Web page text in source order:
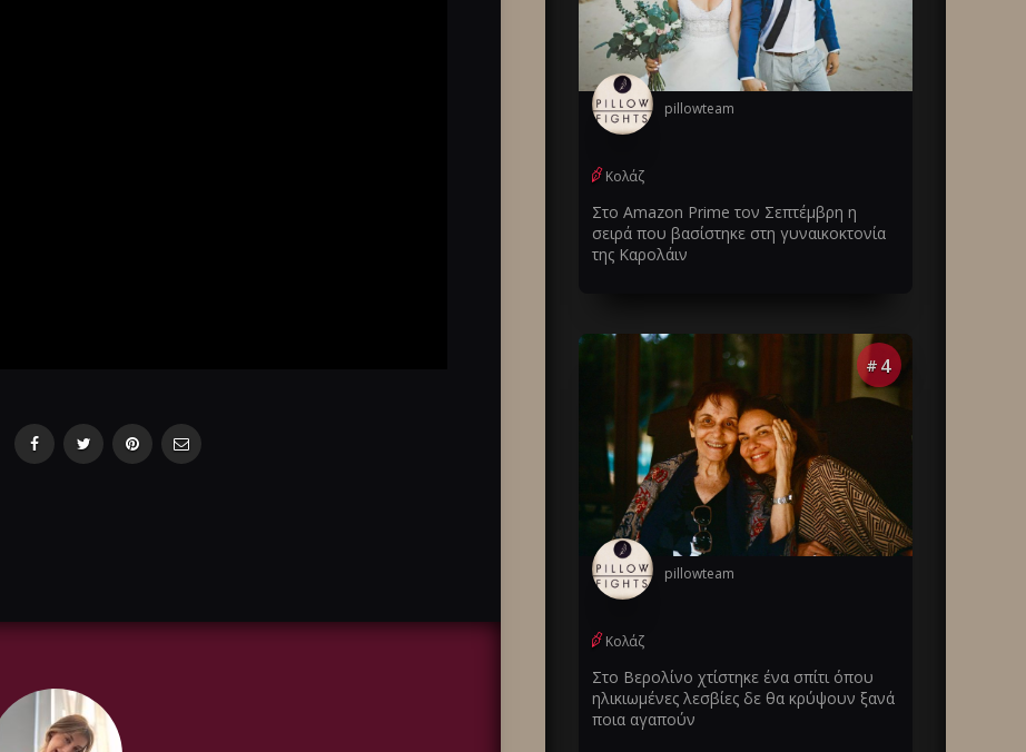
pillowteam
Κολάζ
Στο Amazon Prime τον Σεπτέμβρη η
σειρά που βασίστηκε στη γυναικοκτονία
της Καρολάιν
# 4
pillowteam
Κολάζ
Στο Βερολίνο χτίστηκε ένα σπίτι όπου
ηλικιωμένες λεσβίες δε θα κρύψουν ξανά
ποια αγαπούν